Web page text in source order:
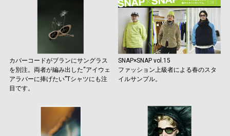
カバーコードがブランにサングラス
を別注。両者が編み出した“アイウェ
アラバーに捧げたい”Tシャツにも注
目です。
SNAP×SNAP vol.15
ファッション上級者による春のスタ
イルサンプル。